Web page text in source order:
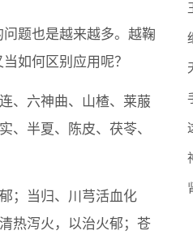
题也是越来越多。越鞠
如何区别应用呢？
、六神曲、山楂、莱菔
、半夏、陈皮、茯苓、
；当归、川芎活血化
热泻火，以治火郁；苍